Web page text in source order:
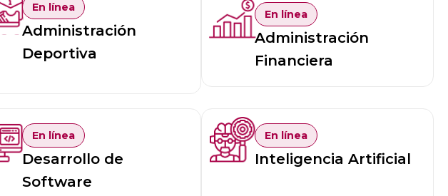
En línea
Administración
Deportiva
En línea
Administración
Financiera
En línea
Desarrollo de
Software
En línea
Inteligencia Artificial